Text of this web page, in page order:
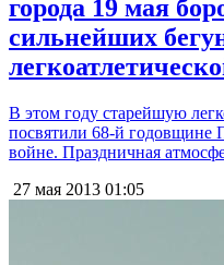
города 19 мая
сильнейших
В этом году старейшую
посвятили 68-й годовщине
войне. Праздничная
27 мая 2013 01:05